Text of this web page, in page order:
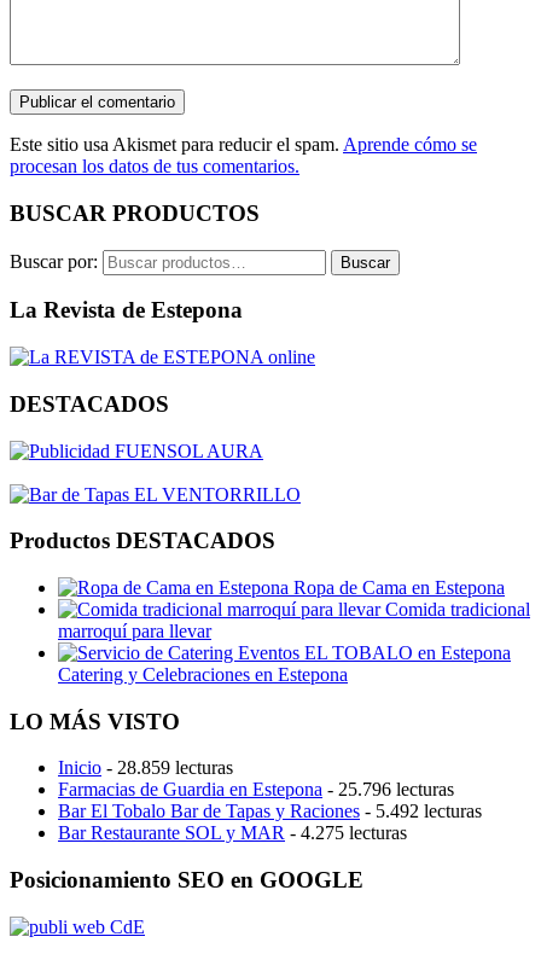
Este sitio usa Akismet para reducir el spam. Aprende cómo se
procesan los datos de tus comentarios.
BUSCAR PRODUCTOS
Buscar por: Buscar
La Revista de Estepona
DESTACADOS
Productos DESTACADOS
Ropa de Cama en Estepona
Comida tradicional
marroquí para llevar
Catering y Celebraciones en Estepona
LO MÁS VISTO
Inicio - 28.859 lecturas
Farmacias de Guardia en Estepona - 25.796 lecturas
Bar El Tobalo Bar de Tapas y Raciones - 5.492 lecturas
Bar Restaurante SOL y MAR - 4.275 lecturas
Posicionamiento SEO en GOOGLE